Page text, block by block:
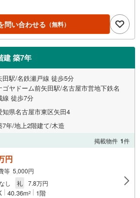
問い合わせる （無料）
建 築7年
田駅/名鉄瀬戸線 徒歩5分
ゴヤドーム前矢田駅/名古屋市営地下鉄名
線 徒歩7分
知県名古屋市東区矢田4
7年/地上2階建て/木造
掲載物件 1件
円
等 5,000円
し 礼 7.8万円
40.36m2 1階